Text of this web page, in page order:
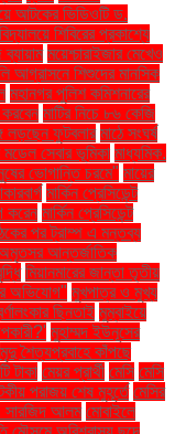
আটকের ভিডিওটি ড.
শিবিরের প্রকাশ্যে
ময়েশ্চারাইজার মেখেও
আগ্রাসনে শিশুদের মানসিক
মহানগর পুলিশ কমিশনারের
মাটির নিচে ৮৬ কেজি
লড়ছেন ফুটবলার মাঠে সংঘর্ষ
সেবার ভূমিকা মাধ্যমিক.
ভোগান্তি চরমে" মায়ের
মার্কিন প্রেসিডেন্ট
করেন মার্কিন প্রেসিডেন্ট
পর ট্রাম্প এ মন্তব্য
অমৃতসর আন্তর্জাতিক
মিয়ানমারের জান্তা তৃতীয়
অভিযোগ" মুখপাত্র ও মুখ্য
ছিনতাই মুম্বাইয়ে
মুহাম্মদ ইউনূসের
মৃদু শৈত্যপ্রবাহে কাঁপছে
টাকা মেয়র প্রার্থী মেসি মেসি
পরাজয় শেষ মুহূর্তে মেসির
সারজিদ আলম মোবাইলে